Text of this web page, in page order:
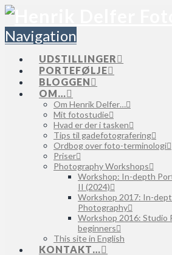
Navigation
UDSTILLINGER
PORTEFØLJE
BLOGGEN
OM…
Om Henrik Delfer…
Mit fotostudie
Hvad er der i tasken
Tips til gadefotografering
Ordbog over foto-terminologi
Priser
Photography Workshops
Workshop: In-depth
II (2024)
Workshop 2017: In-
Photography
Workshop 2016: Studio
beginners
This site in English
KONTAKT…